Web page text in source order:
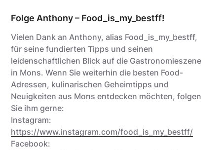
Folge Anthony – Food_is_my_bestff!
Vielen Dank an Anthony, alias Food_is_my_bestff,
für seine fundierten Tipps und seinen
leidenschaftlichen Blick auf die Gastronomieszene
in Mons. Wenn Sie weiterhin die besten Food-
Adressen, kulinarischen Geheimtipps und
Neuigkeiten aus Mons entdecken möchten, folgen
Sie ihm gerne:
Instagram:
https://www.instagram.com/food_is_my_bestff/
Facebook: